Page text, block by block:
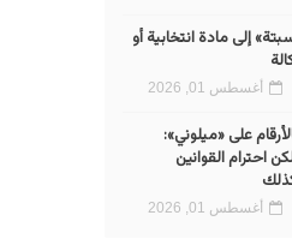
إلى مادة انتخابية أو
أغسطس 01, 2026
على «ميلوني»:
احترام القوانين
أغسطس 01, 2026